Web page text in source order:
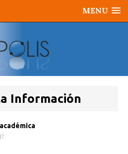
MENU
Información